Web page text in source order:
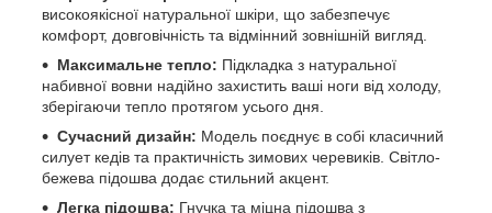
високоякісної натуральної шкіри, що забезпечує
комфорт, довговічність та відмінний зовнішній вигляд.
Максимальне тепло: Підкладка з натуральної
набивної вовни надійно захистить ваші ноги від холоду,
зберігаючи тепло протягом усього дня.
Сучасний дизайн: Модель поєднує в собі класичний
силует кедів та практичність зимових черевиків. Світло-
бежева підошва додає стильний акцент.
Легка підошва: Гнучка та міцна підошва з